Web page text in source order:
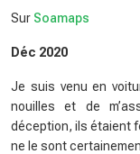
Sur Soamaps
Déc 2020
Je suis venu en
nouilles et de
déception, ils étaient
ne le sont